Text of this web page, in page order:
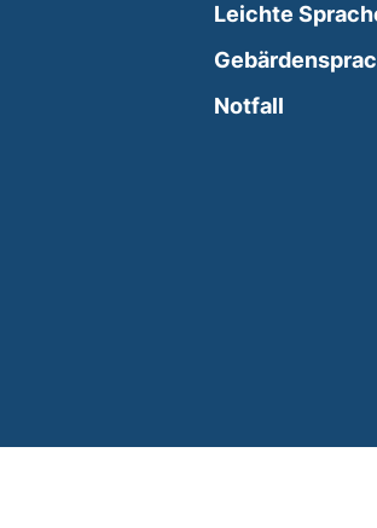
link, opens in a new window)
Leichte
Notfall